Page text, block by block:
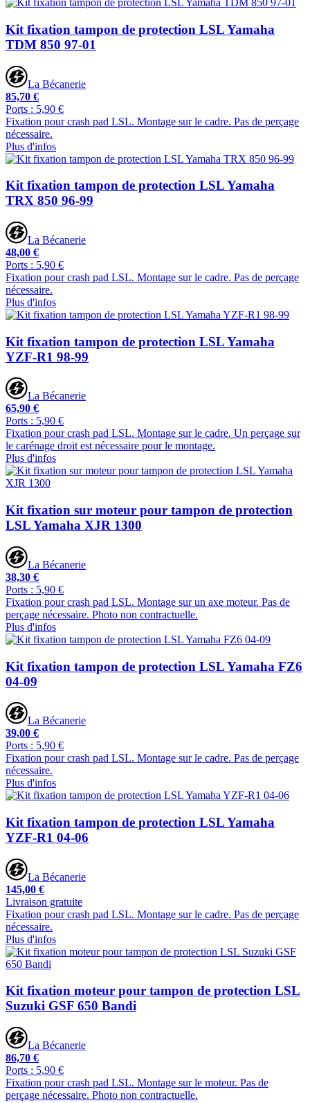
Kit fixation tampon de protection LSL Yamaha
TDM 850 97-01
La Bécanerie
85,70 €
Ports : 5,90 €
Fixation pour crash pad LSL. Montage sur le cadre. Pas de perçage
nécessaire.
Plus d'infos
Kit fixation tampon de protection LSL Yamaha
TRX 850 96-99
La Bécanerie
48,00 €
Ports : 5,90 €
Fixation pour crash pad LSL. Montage sur le cadre. Pas de perçage
nécessaire.
Plus d'infos
Kit fixation tampon de protection LSL Yamaha
YZF-R1 98-99
La Bécanerie
65,90 €
Ports : 5,90 €
Fixation pour crash pad LSL. Montage sur le cadre. Un perçage sur
le carénage droit est nécessaire pour le montage.
Plus d'infos
Kit fixation sur moteur pour tampon de protection
LSL Yamaha XJR 1300
La Bécanerie
38,30 €
Ports : 5,90 €
Fixation pour crash pad LSL. Montage sur un axe moteur. Pas de
perçage nécessaire. Photo non contractuelle.
Plus d'infos
Kit fixation tampon de protection LSL Yamaha FZ6
04-09
La Bécanerie
39,00 €
Ports : 5,90 €
Fixation pour crash pad LSL. Montage sur le cadre. Pas de perçage
nécessaire.
Plus d'infos
Kit fixation tampon de protection LSL Yamaha
YZF-R1 04-06
La Bécanerie
145,00 €
Livraison gratuite
Fixation pour crash pad LSL. Montage sur le cadre. Pas de perçage
nécessaire.
Plus d'infos
Kit fixation moteur pour tampon de protection LSL
Suzuki GSF 650 Bandi
La Bécanerie
86,70 €
Ports : 5,90 €
Fixation pour crash pad LSL. Montage sur le moteur. Pas de
perçage nécessaire. Photo non contractuelle.